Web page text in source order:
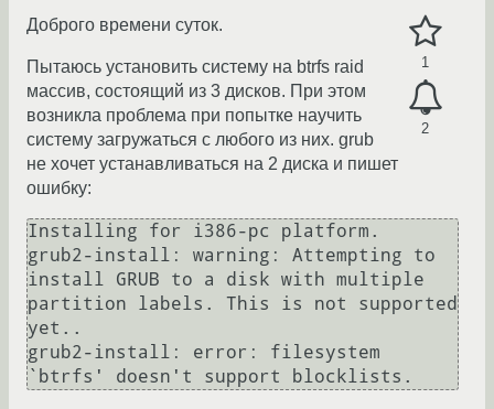
1
2
Доброго времени суток.
Пытаюсь установить систему на btrfs raid
массив, состоящий из 3 дисков. При этом
возникла проблема при попытке научить
систему загружаться с любого из них. grub
не хочет устанавливаться на 2 диска и пишет
ошибку:
Installing for i386-pc platform.
grub2-install: warning: Attempting to
install GRUB to a disk with multiple
partition labels. This is not supported
yet..
grub2-install: error: filesystem
`btrfs' doesn't support blocklists.